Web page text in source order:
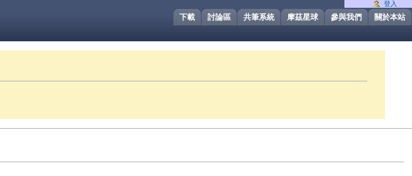
關於本站
參與我們
摩茲星球
共筆系統
討論區
下載
登入